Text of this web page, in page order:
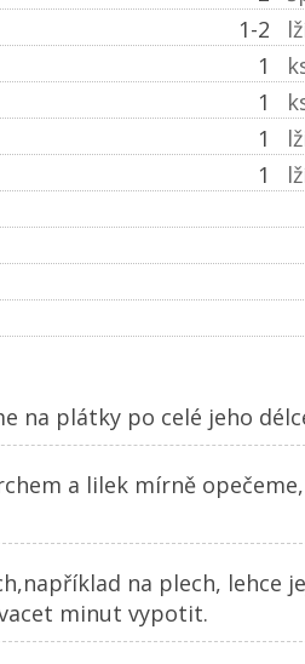
1-2
1
1
1
1
na plátky po celé jeho
a lilek mírně
na plech, lehce
minut vypotit.